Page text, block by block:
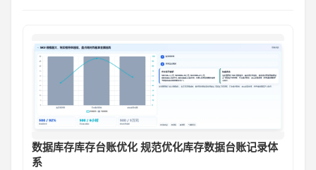
数据库存库存台账优化 规范优化库存数据台账记录体
系